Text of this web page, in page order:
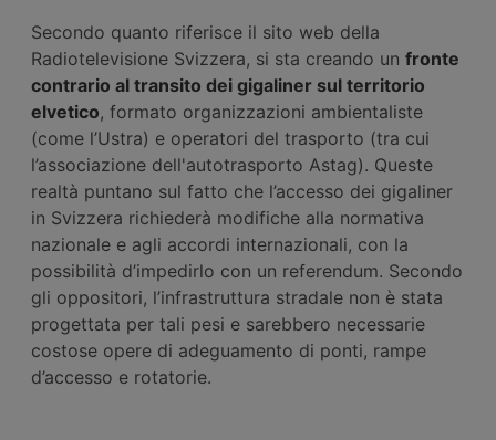
Secondo quanto riferisce il sito web della
Radiotelevisione Svizzera, si sta creando un fronte
contrario al transito dei gigaliner sul territorio
elvetico, formato organizzazioni ambientaliste
(come l’Ustra) e operatori del trasporto (tra cui
l’associazione dell'autotrasporto Astag). Queste
realtà puntano sul fatto che l’accesso dei gigaliner
in Svizzera richiederà modifiche alla normativa
nazionale e agli accordi internazionali, con la
possibilità d’impedirlo con un referendum. Secondo
gli oppositori, l’infrastruttura stradale non è stata
progettata per tali pesi e sarebbero necessarie
costose opere di adeguamento di ponti, rampe
d’accesso e rotatorie.